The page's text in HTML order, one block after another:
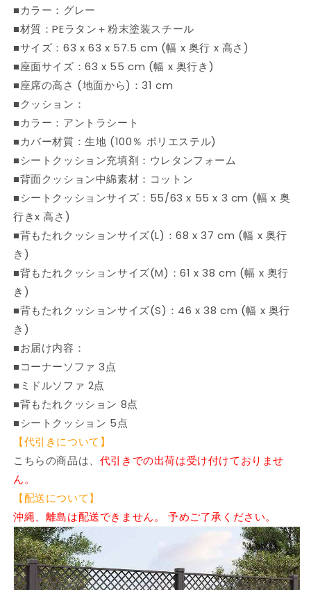
ッ
ト
(代
引
不
可)
の
数
減
ら
す
ト
(代
引
不
の
数
を
増
や
■カラー：グレー
■材質：PEラタン＋粉末塗装スチール
■サイズ：63 x 63 x 57.5 cm (幅 x 奥行 x 高さ)
■座面サイズ：63 x 55 cm (幅 x 奥行き)
■座席の高さ (地面から)：31 cm
■クッション：
■カラー：アントラシート
■カバー材質：生地 (100％ ポリエステル)
■シートクッション充填剤：ウレタンフォーム
■背面クッション中綿素材：コットン
■シートクッションサイズ：55/63 x 55 x 3 cm (幅 x 奥
行きx 高さ)
■背もたれクッションサイズ(L)：68 x 37 cm (幅 x 奥行
き)
■背もたれクッションサイズ(M)：61 x 38 cm (幅 x 奥行
き)
■背もたれクッションサイズ(S)：46 x 38 cm (幅 x 奥行
き)
■お届け内容：
■コーナーソファ 3点
■ミドルソファ 2点
■背もたれクッション 8点
■シートクッション 5点
【代引きについて】
こちらの商品は、 代引きでの出荷は受け付けておりませ
ん。
【配送について】
沖縄、離島は配送できません。 予めご了承ください。